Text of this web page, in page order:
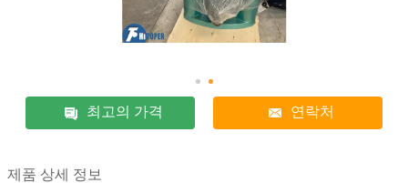
최고의 가격 연락처
제품 상세 정보